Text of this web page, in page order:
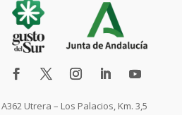
Utrera – Los Palacios, Km. 3,5